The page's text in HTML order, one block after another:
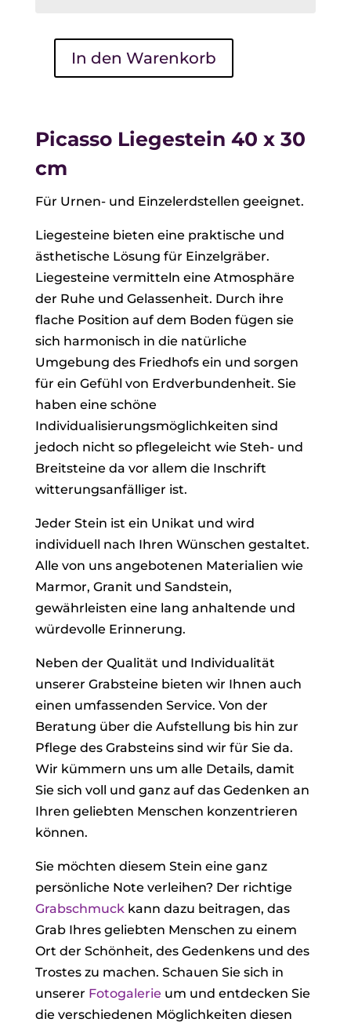
Picasso
x
cm
Menge
In den Warenkorb
Picasso Liegestein 40 x 30
cm
Für Urnen- und Einzelerdstellen geeignet.
Liegesteine bieten eine praktische und
ästhetische Lösung für Einzelgräber.
Liegesteine vermitteln eine Atmosphäre
der Ruhe und Gelassenheit. Durch ihre
flache Position auf dem Boden fügen sie
sich harmonisch in die natürliche
Umgebung des Friedhofs ein und sorgen
für ein Gefühl von Erdverbundenheit. Sie
haben eine schöne
Individualisierungsmöglichkeiten sind
jedoch nicht so pflegeleicht wie Steh- und
Breitsteine da vor allem die Inschrift
witterungsanfälliger ist.
Jeder Stein ist ein Unikat und wird
individuell nach Ihren Wünschen gestaltet.
Alle von uns angebotenen Materialien wie
Marmor, Granit und Sandstein,
gewährleisten eine lang anhaltende und
würdevolle Erinnerung.
Neben der Qualität und Individualität
unserer Grabsteine bieten wir Ihnen auch
einen umfassenden Service. Von der
Beratung über die Aufstellung bis hin zur
Pflege des Grabsteins sind wir für Sie da.
Wir kümmern uns um alle Details, damit
Sie sich voll und ganz auf das Gedenken an
Ihren geliebten Menschen konzentrieren
können.
Sie möchten diesem Stein eine ganz
persönliche Note verleihen? Der richtige
Grabschmuckkann dazu beitragen, das
Grab Ihres geliebten Menschen zu einem
Ort der Schönheit, des Gedenkens und des
Trostes zu machen. Schauen Sie sich in
unserer Fotogalerie um und entdecken Sie
die verschiedenen Möglichkeiten diesen